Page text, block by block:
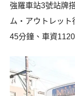
強羅車站3號站牌
ム・アウトレット
45分鐘、車資